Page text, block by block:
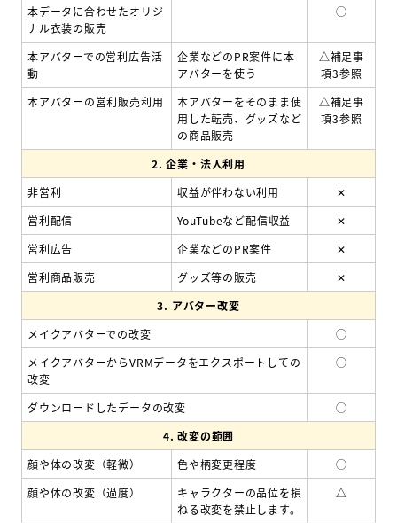
本データに合わせたオリジ
ナル衣装の販売
◯
本アバターでの営利広告活
動
企業などのPR案件に本
アバターを使う
△補足事
項3参照
本アバターの営利販売利用
本アバターをそのまま使
用した転売、グッズなど
の商品販売
△補足事
項3参照
2.企業・法人利用
非営利
収益が伴わない利用
✕
営利配信
YouTubeなど配信収益
✕
営利広告
企業などのPR案件
✕
営利商品販売
グッズ等の販売
✕
3. アバター改変
メイクアバターでの改変
◯
メイクアバターからVRMデータをエクスポートしての
改変
◯
ダウンロードしたデータの改変
◯
4.改変の範囲
顔や体の改変（軽微）
色や柄変更程度
◯
顔や体の改変（過度）
キャラクターの品位を損
ねる改変を禁止します。
△